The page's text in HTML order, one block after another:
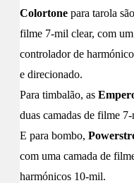
Colortone para tarola
filme 7-mil clear, com
controlador de
e direcionado.
Para timbalão, as
duas camadas de filme
E para bombo,
com uma camada de
harmónicos 10-mil.